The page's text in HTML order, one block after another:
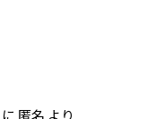
に 匿名 より